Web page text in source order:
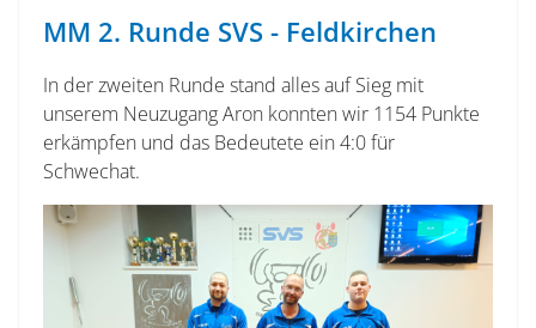
MM 2. Runde SVS - Feldkirchen
In der zweiten Runde stand alles auf Sieg mit
unserem Neuzugang Aron konnten wir 1154 Punkte
erkämpfen und das Bedeutete ein 4:0 für
Schwechat.